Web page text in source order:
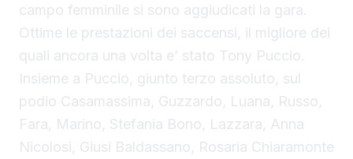
campo femminile si sono aggiudicati la gara.
Ottime le prestazioni dei saccensi, il migliore dei
quali ancora una volta e’ stato Tony Puccio.
Insieme a Puccio, giunto terzo assoluto, sul
podio Casamassima, Guzzardo, Luana, Russo,
Fara, Marino, Stefania Bono, Lazzara, Anna
Nicolosi, Giusi Baldassano, Rosaria Chiaramonte